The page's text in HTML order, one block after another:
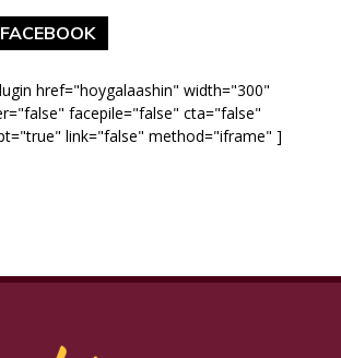
href="hoygalaashin" width="300"
facepile="false" cta="false"
link="false" method="iframe" ]